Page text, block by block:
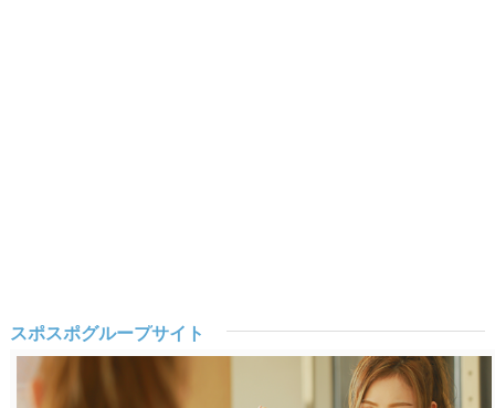
スポスポグループサイト